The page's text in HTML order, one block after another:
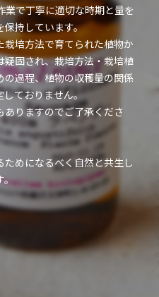
で丁寧に適切な時期と量を
保持しています。
培方法で育てられた植物か
疑固され、栽培方法・栽培植
過程、植物の収穫量の関係
しておりません。
りますのでご了承くださ
めになるべく自然と共生し
。